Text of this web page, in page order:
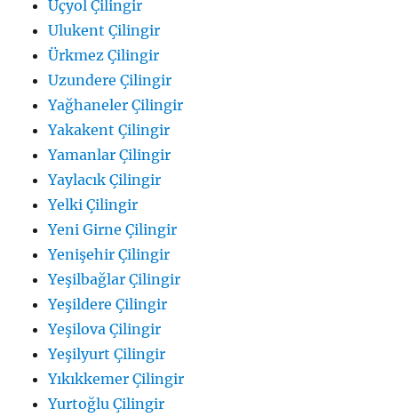
Üçyol Çilingir
Ulukent Çilingir
Ürkmez Çilingir
Uzundere Çilingir
Yağhaneler Çilingir
Yakakent Çilingir
Yamanlar Çilingir
Yaylacık Çilingir
Yelki Çilingir
Yeni Girne Çilingir
Yenişehir Çilingir
Yeşilbağlar Çilingir
Yeşildere Çilingir
Yeşilova Çilingir
Yeşilyurt Çilingir
Yıkıkkemer Çilingir
Yurtoğlu Çilingir